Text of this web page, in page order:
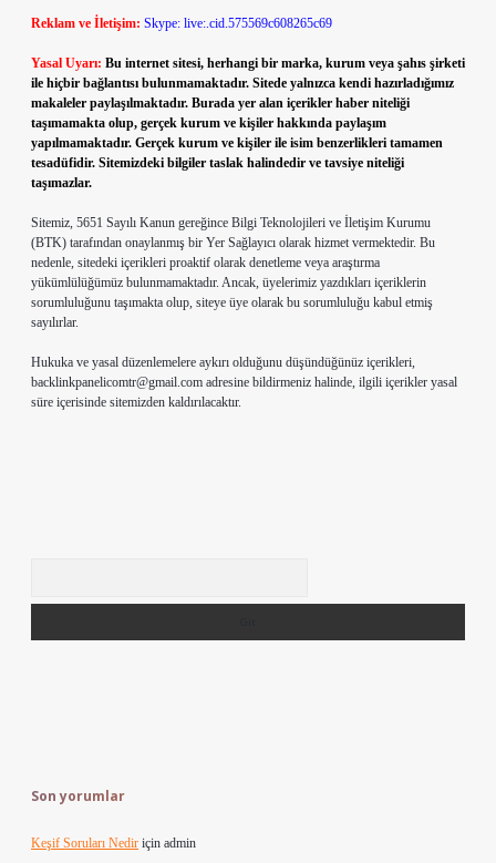
Reklam ve İletişim: Skype: live:.cid.575569c608265c69
Yasal Uyarı: Bu internet sitesi, herhangi bir marka, kurum veya şahıs şirketi
ile hiçbir bağlantısı bulunmamaktadır. Sitede yalnızca kendi hazırladığımız
makaleler paylaşılmaktadır. Burada yer alan içerikler haber niteliği
taşımamakta olup, gerçek kurum ve kişiler hakkında paylaşım
yapılmamaktadır. Gerçek kurum ve kişiler ile isim benzerlikleri tamamen
tesadüfidir. Sitemizdeki bilgiler taslak halindedir ve tavsiye niteliği
taşımazlar.
Sitemiz, 5651 Sayılı Kanun gereğince Bilgi Teknolojileri ve İletişim Kurumu
(BTK) tarafından onaylanmış bir Yer Sağlayıcı olarak hizmet vermektedir. Bu
nedenle, sitedeki içerikleri proaktif olarak denetleme veya araştırma
yükümlülüğümüz bulunmamaktadır. Ancak, üyelerimiz yazdıkları içeriklerin
sorumluluğunu taşımakta olup, siteye üye olarak bu sorumluluğu kabul etmiş
sayılırlar.
Hukuka ve yasal düzenlemelere aykırı olduğunu düşündüğünüz içerikleri,
backlinkpanelicomtr@gmail.com adresine bildirmeniz halinde, ilgili içerikler yasal
süre içerisinde sitemizden kaldırılacaktır.
Son yorumlar
Keşif Soruları Nedir için admin